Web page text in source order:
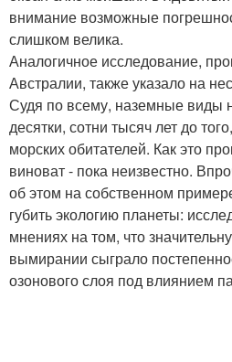
внимание возможные
слишком велика.
Аналогичное исследование,
Австралии, также указало на
Судя по всему, наземные виды
десятки, сотни тысяч лет до
морских обитателей. Как это
виноват - пока неизвестно.
об этом на собственном
губить экологию планеты:
мнениях на том, что
вымирании сыграло
озонового слоя под влиянием